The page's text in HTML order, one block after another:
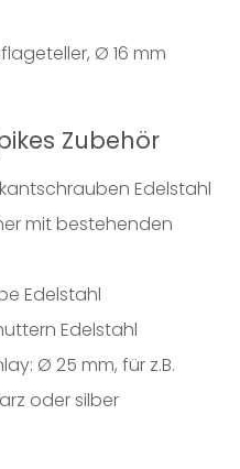
Ø 16 mm
Zubehör
Edelstahl
mit bestehenden
Edelstahl
Edelstahl
Ø 25 mm, für z.B.
oder silber